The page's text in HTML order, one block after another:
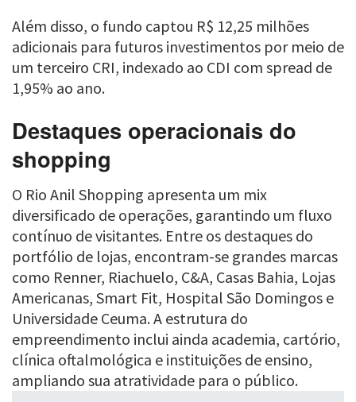
Além disso, o fundo captou R$ 12,25 milhões
adicionais para futuros investimentos por meio de
um terceiro CRI, indexado ao CDI com spread de
1,95% ao ano.
Destaques operacionais do
shopping
O Rio Anil Shopping apresenta um mix
diversificado de operações, garantindo um fluxo
contínuo de visitantes. Entre os destaques do
portfólio de lojas, encontram-se grandes marcas
como Renner, Riachuelo, C&A, Casas Bahia, Lojas
Americanas, Smart Fit, Hospital São Domingos e
Universidade Ceuma. A estrutura do
empreendimento inclui ainda academia, cartório,
clínica oftalmológica e instituições de ensino,
ampliando sua atratividade para o público.